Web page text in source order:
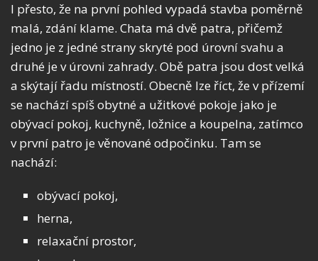
I přesto, že na první pohled vypadá stavba poměrně
malá, zdání klame. Chata má dvě patra, přičemž
jedno je z jedné strany skryté pod úrovní svahu a
druhé je v úrovni zahrady. Obě patra jsou dost velká
a skýtají řadu místností. Obecně lze říct, že v přízemí
se nachází spíš obytné a užitkové pokoje jako je
obývací pokoj, kuchyně, ložnice a koupelna, zatímco
v první patro je věnované odpočinku. Tam se
nachází:
obývací pokoj,
herna,
relaxační prostor,